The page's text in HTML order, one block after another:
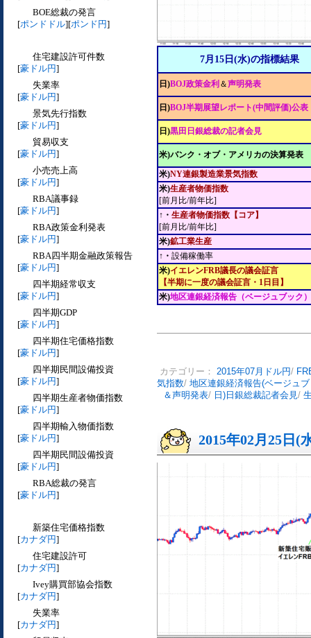
BOE総裁の発言
[ポンドドル][ポンド円]
住宅建設許可件数
[豪ドル円]
失業率
[豪ドル円]
景気先行指数
[豪ドル円]
貿易収支
[豪ドル円]
小売売上高
[豪ドル円]
RBA議事録
[豪ドル円]
RBA政策金利発表
[豪ドル円]
RBA四半期金融政策報告
[豪ドル円]
四半期経常収支
[豪ドル円]
四半期GDP
[豪ドル円]
四半期住宅価格指数
[豪ドル円]
四半期民間設備投資
[豪ドル円]
四半期生産者物価指数
[豪ドル円]
四半期輸入物価指数
[豪ドル円]
四半期民間設備投資
[豪ドル円]
RBA総裁の発言
[豪ドル円]
新築住宅価格指数
[カナダ円]
住宅建設許可
[カナダ円]
Ivey購買部協会指数
[カナダ円]
失業率
[カナダ円]
7月15日(水)の指標結果
日)BOJ政策金利 ＆声明発表
日)BOJ半期展望レポート(中間評価)公表
日)黒田日銀総裁の記者会見
米)バンク・オブ・アメリカの決算発表
米)NY連銀製造業景気指数
米)生産者物価指数
[前月比/前年比]
↑・ 生産者物価指数【コア】
[前月比/前年比]
米)鉱工業生産
↑・ 設備稼働率
米)イエレンFRB議長の議会証言
【半期に一度の議会証言・1日目】
米)地区連銀経済報告（ベージュブック）
カテゴリー： 2015年07月ドル円/
気指数/ 地区連銀経済報告(ベージュ
＆声明発表/ 日)日銀総裁記者会見/
2015年02月25日(